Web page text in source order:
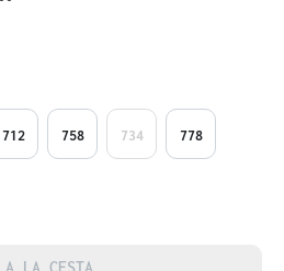
712 758 734 778
la
A LA CESTA